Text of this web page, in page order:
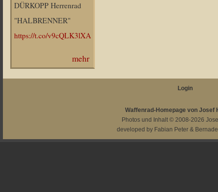
DÜRKOPP Herrenrad
"HALBRENNER"
https://t.co/v9cQLK3lXA
mehr
Login
Waffenrad-Homepage von Josef
Photos und Inhalt © 2008-2026
developed by Fabian Peter &